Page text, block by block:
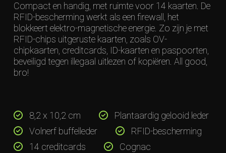
Compact en handig, met ruimte voor 14 kaarten. De
RFID-bescherming werkt als een firewall, het
blokkeert elektro-magnetische energie. Zo zijn je met
RFID-chips uitgeruste kaarten, zoals OV-
chipkaarten, creditcards, ID-kaarten en paspoorten,
beveiligd tegen illegaal uitlezen of kopiëren. All good,
bro!
8,2 x 10,2 cm
Plantaardig gelooid leder
Volnerf buffelleder
RFID-bescherming
14 creditcards
Cognac